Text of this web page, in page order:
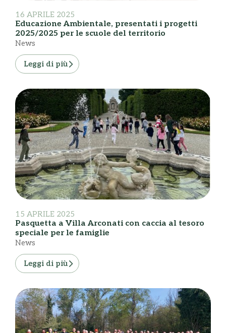
16 APRILE 2025
Educazione Ambientale, presentati i progetti
2025/2025 per le scuole del territorio
News
Leggi di più
15 APRILE 2025
Pasquetta a Villa Arconati con caccia al tesoro
speciale per le famiglie
News
Leggi di più